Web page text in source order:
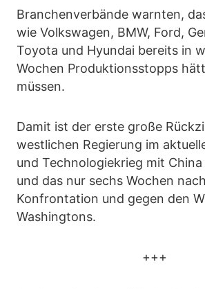
Branchenverbände warnten,
wie Volkswagen, BMW, Ford,
Toyota und Hyundai bereits in
Wochen Produktionsstopps
müssen.
Damit ist der erste große
westlichen Regierung im
und Technologiekrieg mit
und das nur sechs Wochen
Konfrontation und gegen den
Washingtons.
+++